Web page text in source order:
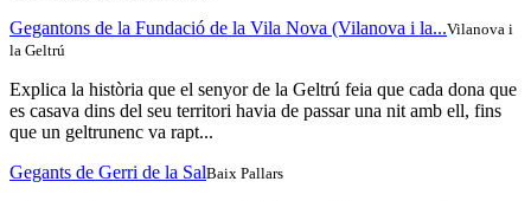
Gegantons de la Fundació de la Vila Nova (Vilanova i la...Vilanova i
la Geltrú
Explica la història que el senyor de la Geltrú feia que cada dona que
es casava dins del seu territori havia de passar una nit amb ell, fins
que un geltrunenc va rapt...
Gegants de Gerri de la SalBaix Pallars